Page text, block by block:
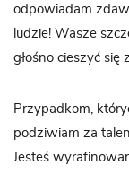
odpowiadam
ludzie! Wasze
głośno cieszyć się
Przypadkom,
podziwiam za
Jesteś